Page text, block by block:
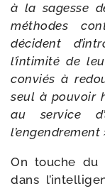
à la sagesse
méthodes
décident
l’intimité de
conviés à
seul à pou­voir
au ser­vice
l’engendrement
On touche du
dans